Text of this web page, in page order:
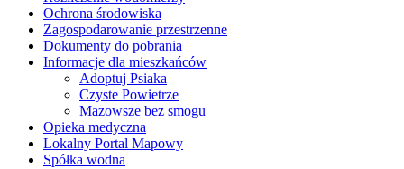
Ochrona środowiska
Zagospodarowanie przestrzenne
Dokumenty do pobrania
Informacje dla mieszkańców
Adoptuj Psiaka
Czyste Powietrze
Mazowsze bez smogu
Opieka medyczna
Lokalny Portal Mapowy
Spółka wodna